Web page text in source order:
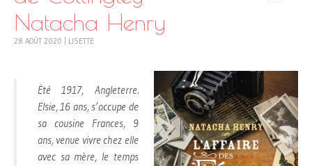
Natacha Henry
28 AOÛT 2020 LISETTE
Été 1917, Angleterre.
Elsie, 16 ans, s’occupe de
sa cousine Frances, 9
ans, venue vivre chez elle
avec sa mère, le temps